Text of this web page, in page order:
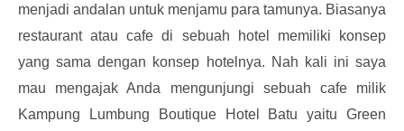
menjadi andalan untuk menjamu para tamunya. Biasanya
restaurant atau cafe di sebuah hotel memiliki konsep
yang sama dengan konsep hotelnya. Nah kali ini saya
mau mengajak Anda mengunjungi sebuah cafe milik
Kampung Lumbung Boutique Hotel Batu yaitu Green